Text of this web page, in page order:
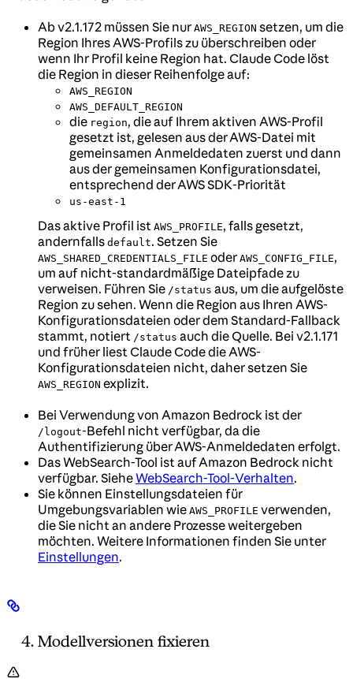
Ab v2.1.172 müssen Sie nur AWS_REGION setzen, um die
Region Ihres AWS-Profils zu überschreiben oder
wenn Ihr Profil keine Region hat. Claude Code löst
die Region in dieser Reihenfolge auf:
AWS_REGION
AWS_DEFAULT_REGION
die region, die auf Ihrem aktiven AWS-Profil
gesetzt ist, gelesen aus der AWS-Datei mit
gemeinsamen Anmeldedaten zuerst und dann
aus der gemeinsamen Konfigurationsdatei,
entsprechend der AWS SDK-Priorität
us-east-1
Das aktive Profil ist AWS_PROFILE, falls gesetzt,
andernfalls default. Setzen Sie
AWS_SHARED_CREDENTIALS_FILE oder AWS_CONFIG_FILE,
um auf nicht-standardmäßige Dateipfade zu
verweisen. Führen Sie /status aus, um die aufgelöste
Region zu sehen. Wenn die Region aus Ihren AWS-
Konfigurationsdateien oder dem Standard-Fallback
stammt, notiert /status auch die Quelle. Bei v2.1.171
und früher liest Claude Code die AWS-
Konfigurationsdateien nicht, daher setzen Sie
AWS_REGION explizit.
Bei Verwendung von Amazon Bedrock ist der
/logout-Befehl nicht verfügbar, da die
Authentifizierung über AWS-Anmeldedaten erfolgt.
Das WebSearch-Tool ist auf Amazon Bedrock nicht
verfügbar. SieheWebSearch-Tool-Verhalten.
Sie können Einstellungsdateien für
Umgebungsvariablen wie AWS_PROFILE verwenden,
die Sie nicht an andere Prozesse weitergeben
möchten. Weitere Informationen finden Sie unter
Einstellungen.
Modellversionen fixieren